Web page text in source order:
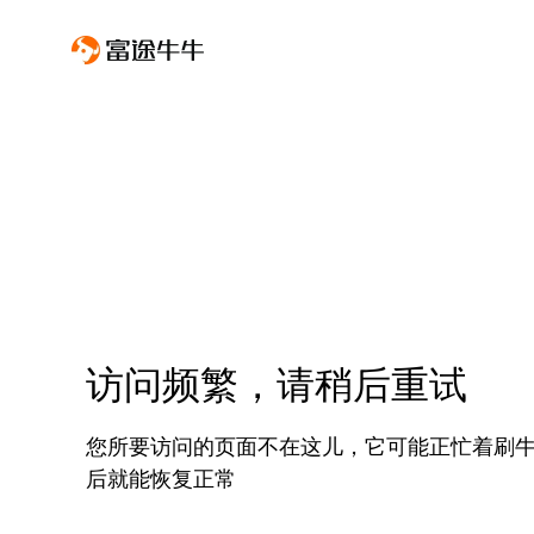
访问频繁，请稍后重试
您所要访问的页面不在这儿，它可能正忙着刷
后就能恢复正常